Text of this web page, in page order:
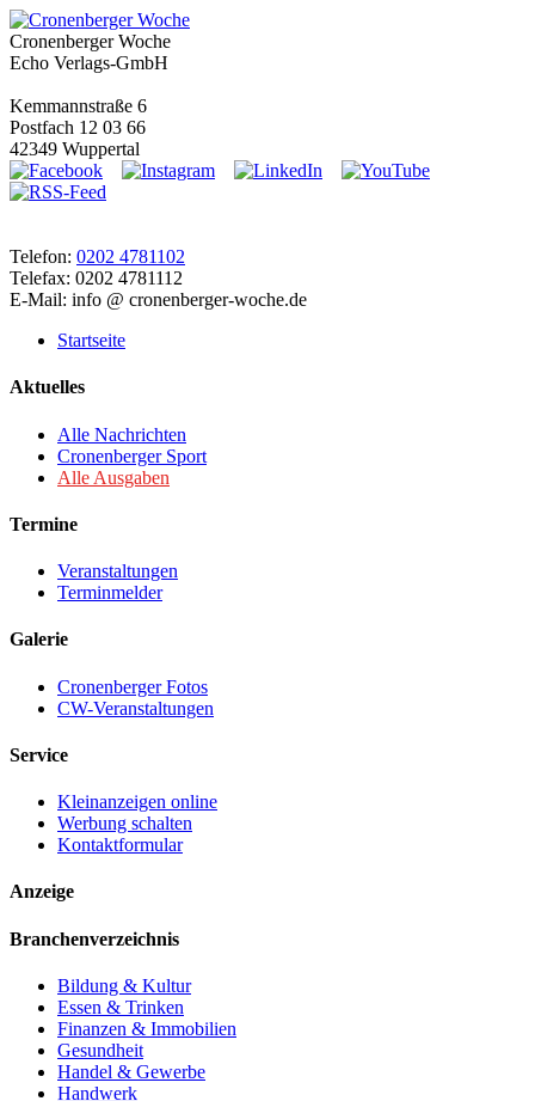
Cronenberger Woche
Echo Verlags-GmbH
Kemmannstraße 6
Postfach 12 03 66
42349 Wuppertal
Telefon: 0202 4781102
Telefax: 0202 4781112
E-Mail: info @ cronenberger-woche.de
Startseite
Aktuelles
Alle Nachrichten
Cronenberger Sport
Alle Ausgaben
Termine
Veranstaltungen
Terminmelder
Galerie
Cronenberger Fotos
CW-Veranstaltungen
Service
Kleinanzeigen online
Werbung schalten
Kontaktformular
Anzeige
Branchenverzeichnis
Bildung & Kultur
Essen & Trinken
Finanzen & Immobilien
Gesundheit
Handel & Gewerbe
Handwerk